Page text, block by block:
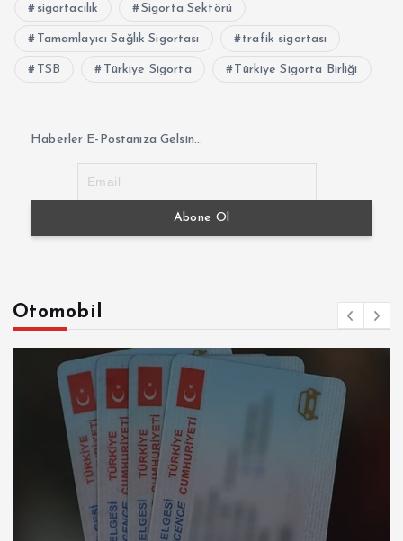
sigortacılık Sigorta Sektörü
Tamamlayıcı Sağlık Sigortası trafik sigortası
TSB Türkiye Sigorta Türkiye Sigorta Birliği
Haberler E-Postanıza Gelsin...
Otomobil